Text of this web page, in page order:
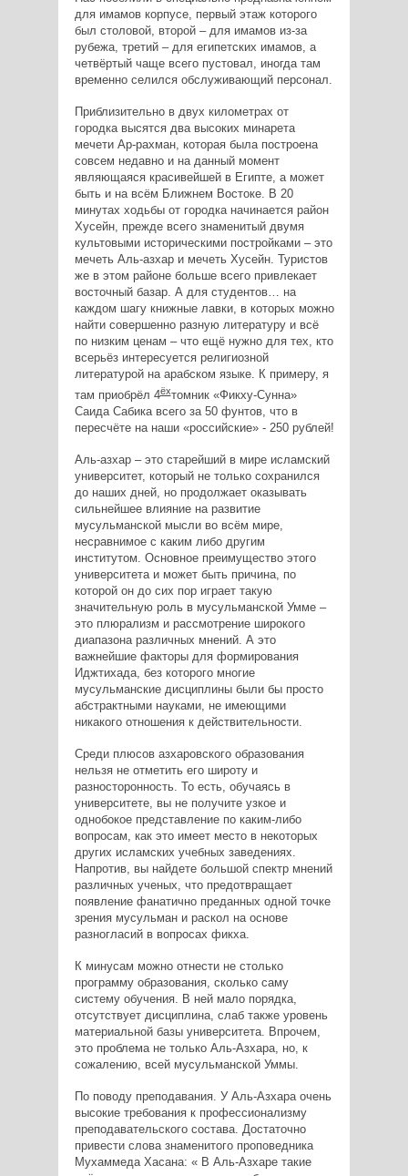
для имамов корпусе, первый этаж которого
был столовой, второй – для имамов из-за
рубежа, третий – для египетских имамов, а
четвёртый чаще всего пустовал, иногда там
временно селился обслуживающий персонал.
Приблизительно в двух километрах от
городка высятся два высоких минарета
мечети Ар-рахман, которая была построена
совсем недавно и на данный момент
являющаяся красивейшей в Египте, а может
быть и на всём Ближнем Востоке. В 20
минутах ходьбы от городка начинается район
Хусейн, прежде всего знаменитый двумя
культовыми историческими постройками – это
мечеть Аль-азхар и мечеть Хусейн. Туристов
же в этом районе больше всего привлекает
восточный базар. А для студентов… на
каждом шагу книжные лавки, в которых можно
найти совершенно разную литературу и всё
по низким ценам – что ещё нужно для тех, кто
всерьёз интересуется религиозной
литературой на арабском языке. К примеру, я
там приобрёл 4ёхтомник «Фикху-Сунна»
Саида Сабика всего за 50 фунтов, что в
пересчёте на наши «российские» - 250 рублей!
Аль-азхар – это старейший в мире исламский
университет, который не только сохранился
до наших дней, но продолжает оказывать
сильнейшее влияние на развитие
мусульманской мысли во всём мире,
несравнимое с каким либо другим
институтом. Основное преимущество этого
университета и может быть причина, по
которой он до сих пор играет такую
значительную роль в мусульманской Умме –
это плюрализм и рассмотрение широкого
диапазона различных мнений. А это
важнейшие факторы для формирования
Иджтихада, без которого многие
мусульманские дисциплины были бы просто
абстрактными науками, не имеющими
никакого отношения к действительности.
Среди плюсов азхаровского образования
нельзя не отметить его широту и
разносторонность. То есть, обучаясь в
университете, вы не получите узкое и
однобокое представление по каким-либо
вопросам, как это имеет место в некоторых
других исламских учебных заведениях.
Напротив, вы найдете большой спектр мнений
различных ученых, что предотвращает
появление фанатично преданных одной точке
зрения мусульман и раскол на основе
разногласий в вопросах фикха.
К минусам можно отнести не столько
программу образования, сколько саму
систему обучения. В ней мало порядка,
отсутствует дисциплина, слаб также уровень
материальной базы университета. Впрочем,
это проблема не только Аль-Азхара, но, к
сожалению, всей мусульманской Уммы.
По поводу преподавания. У Аль-Азхара очень
высокие требования к профессионализму
преподавательского состава. Достаточно
привести слова знаменитого проповедника
Мухаммеда Хасана: « В Аль-Азхаре такие